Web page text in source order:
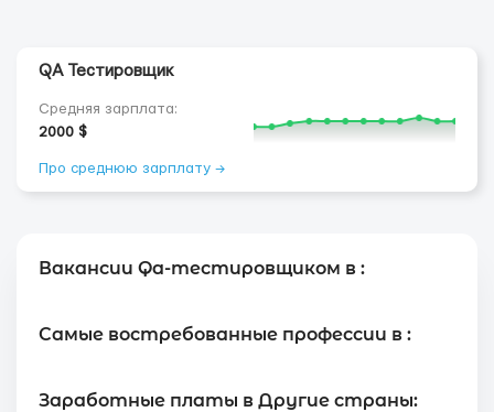
QA Тестировщик
Средняя зарплата:
2000 $
Про среднюю зарплату →
Вакансии Qa-тестировщиком в :
Самые востребованные профессии в :
Заработные платы в Другие страны: